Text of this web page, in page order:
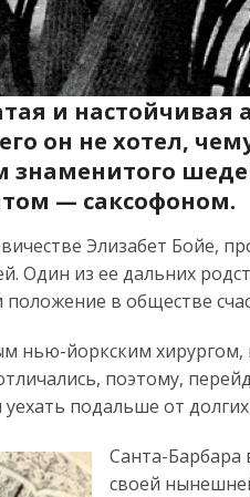
и
он не хотел,
знаменитого
— саксофоном.
Элизабет Бойе,
Один из ее дальних
в обществе
нью-йоркским
поэтому,
подальше от
Санта-Барбара
своей